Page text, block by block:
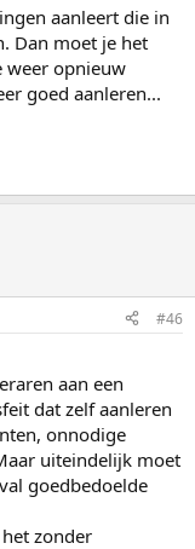
aanleert die in
Dan moet je het
weer opnieuw
goed aanleren...
#46
aan een
dat zelf aanleren
onnodige
uiteindelijk moet
goedbedoelde
zonder